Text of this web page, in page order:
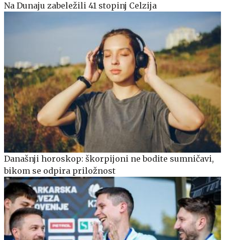
Na Dunaju zabeležili 41 stopinj Celzija
Današnji horoskop: škorpijoni ne bodite sumničavi,
bikom se odpira priložnost